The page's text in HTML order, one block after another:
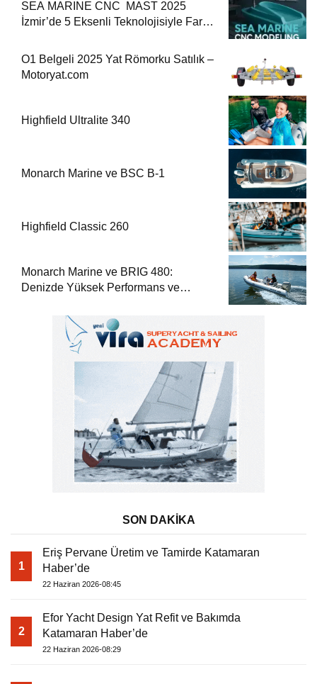
SEA MARINE CNC MAST 2025
İzmir’de 5 Eksenli Teknolojisiyle Fark
O1 Belgeli 2025 Yat Römorku Satılık –
Motoryat.com
Highfield Ultralite 340
Monarch Marine ve BSC B-1
Highfield Classic 260
Monarch Marine ve BRIG 480:
Denizde Yüksek Performans ve
SON DAKİKA
1
Eriş Pervane Üretim ve Tamirde Katamaran
Haber’de
22 Haziran 2026-08:45
2
Efor Yacht Design Yat Refit ve Bakımda
Katamaran Haber’de
22 Haziran 2026-08:29